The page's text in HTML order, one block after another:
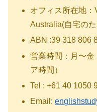
オフィス所在地：
Australia(自宅の
ABN :39 318 806
営業時間：月〜
ア時間）
Tel : +61 40 1050
Email: